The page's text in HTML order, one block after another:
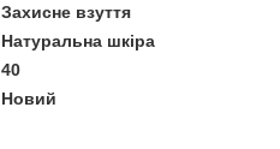
Захисне взуття
Натуральна шкіра
40
Новий